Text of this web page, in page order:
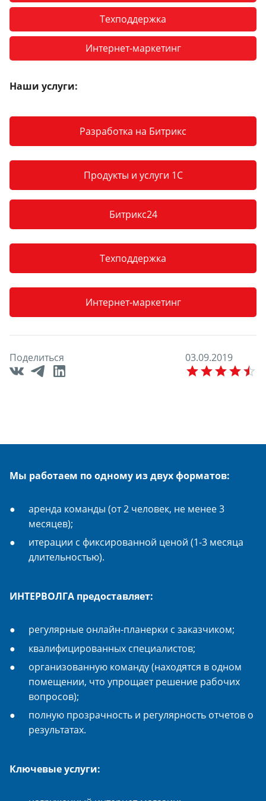
Техподдержка
Интернет-маркетинг
Наши услуги:
Разработка на Битрикс
Продукты и услуги 1С
Битрикс24
Техподдержка
Интернет-маркетинг
Поделиться 03.09.2019
Мы работаем по одному из двух форматов:
аренда команды (от 2 человек, не менее 3
месяцев);
итерации с фиксированной ценой (1-3 месяца
длительностью).
ИНТЕРВОЛГА предоставляет:
регулярные онлайн-планерки с заказчиком;
квалифицированных специалистов;
организованную команду (находятся в одном
помещении, что упрощает решение рабочих
вопросов);
полную прозрачность и регулярность отчетов о
результатах.
Ключевые услуги: